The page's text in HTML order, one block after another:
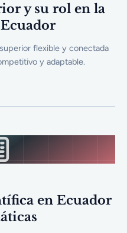
y su rol en la
flexible y conectada
y adaptable.
en Ecuador